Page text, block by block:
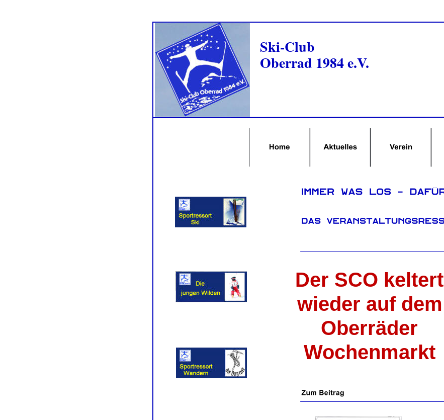
Ski-Club
Oberrad 1984 e.V.
Der SCO keltert
wieder auf dem
Oberräder
Wochenmarkt